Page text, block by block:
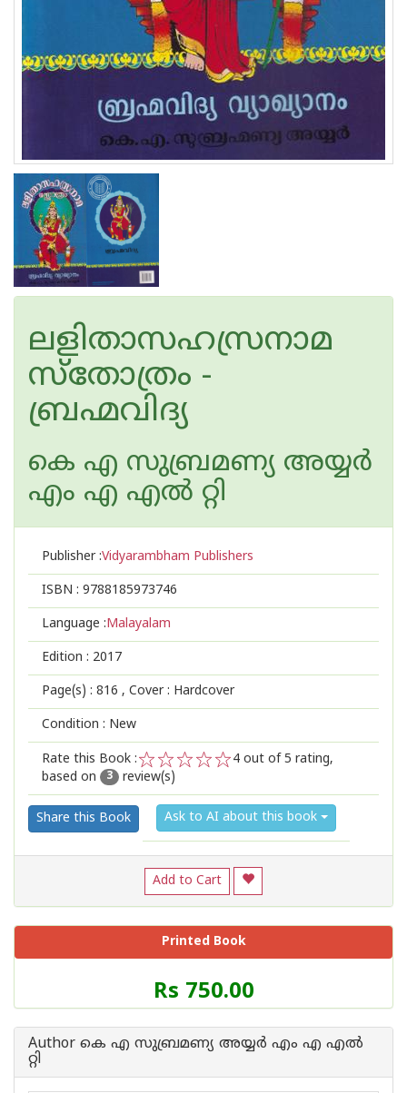
ലളിതാസഹസ്രനാമ
സ്‌തോത്രം -
ബ്രഹ്മവിദ്യ
കെ എ സുബ്രമണ്യ അയ്യര്‍
എം എ എല്‍ റ്റി
Publisher :Vidyarambham Publishers
ISBN : 9788185973746
Language :Malayalam
Edition : 2017
Page(s) : 816 , Cover : Hardcover
Condition : New
Rate this Book :
2
1
4 out of 5 rating,
based on
3 review(s)
Share this Book Ask to AI about this book
Add to Cart
Printed Book
Price
of
Book
is
Rs 750.00
Author കെ എ സുബ്രമണ്യ അയ്യര്‍ എം എ എല്‍
റ്റി